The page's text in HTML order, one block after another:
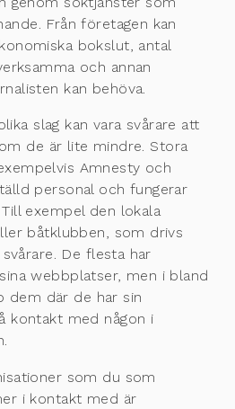
Från företagen kan
bokslut, antal
och annan
kan behöva.
slag kan vara svårare att
de är lite mindre. Stora
Amnesty och
personal och fungerar
exempel den lokala
båtklubben, som drivs
De flesta har
webbplatser, men i bland
dem där de har sin
kontakt med någon i
som du som
i kontakt med är